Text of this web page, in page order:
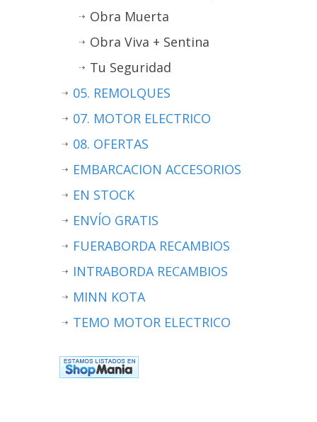
Obra Muerta
Obra Viva + Sentina
Tu Seguridad
05. REMOLQUES
07. MOTOR ELECTRICO
08. OFERTAS
EMBARCACION ACCESORIOS
EN STOCK
ENVÍO GRATIS
FUERABORDA RECAMBIOS
INTRABORDA RECAMBIOS
MINN KOTA
TEMO MOTOR ELECTRICO